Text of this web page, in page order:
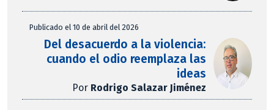
Publicado el 10 de abril del 2026
Del desacuerdo a la violencia:
cuando el odio reemplaza las
ideas
Por Rodrigo Salazar Jiménez